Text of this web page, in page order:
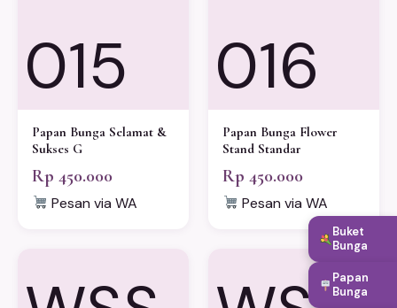
015
Papan Bunga Selamat &
Sukses G
Rp 450.000
Pesan via WA
016
Papan Bunga Flower
Stand Standar
Rp 450.000
Pesan via WA
Buket
Bunga
Papan
Bunga